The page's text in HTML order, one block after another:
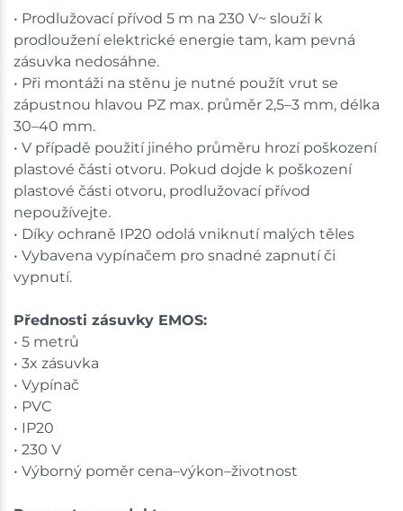
• Prodlužovací přívod 5 m na 230 V~ slouží k
prodloužení elektrické energie tam, kam pevná
zásuvka nedosáhne.
• Při montáži na stěnu je nutné použít vrut se
zápustnou hlavou PZ max. průměr 2,5–3 mm, délka
30–40 mm.
• V případě použití jiného průměru hrozí poškození
plastové části otvoru. Pokud dojde k poškození
plastové části otvoru, prodlužovací přívod
nepoužívejte.
• Díky ochraně IP20 odolá vniknutí malých těles
• Vybavena vypínačem pro snadné zapnutí či
vypnutí.
Přednosti zásuvky EMOS:
• 5 metrů
• 3x zásuvka
• Vypínač
• PVC
• IP20
• 230 V
• Výborný poměr cena–výkon–životnost